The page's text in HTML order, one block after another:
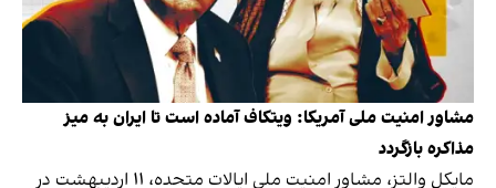
مشاور امنیت ملی آمریکا: ویتکاف آماده است تا ایران به میز
مذاکره بازگردد
مایکل والتز، مشاور امنیت ملی ایالات متحده، ۱۱ اردیبهشت در